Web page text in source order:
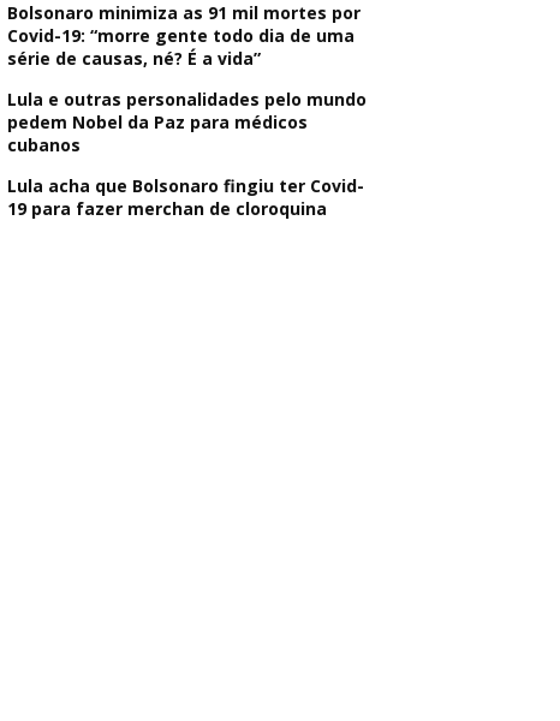
Bolsonaro minimiza as 91 mil mortes por
Covid-19: “morre gente todo dia de uma
série de causas, né? É a vida”
Lula e outras personalidades pelo mundo
pedem Nobel da Paz para médicos
cubanos
Lula acha que Bolsonaro fingiu ter Covid-
19 para fazer merchan de cloroquina